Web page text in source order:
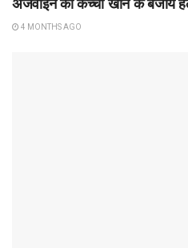
अजवाइन को कच्चा खाने के बजाय
4 MONTHS AGO